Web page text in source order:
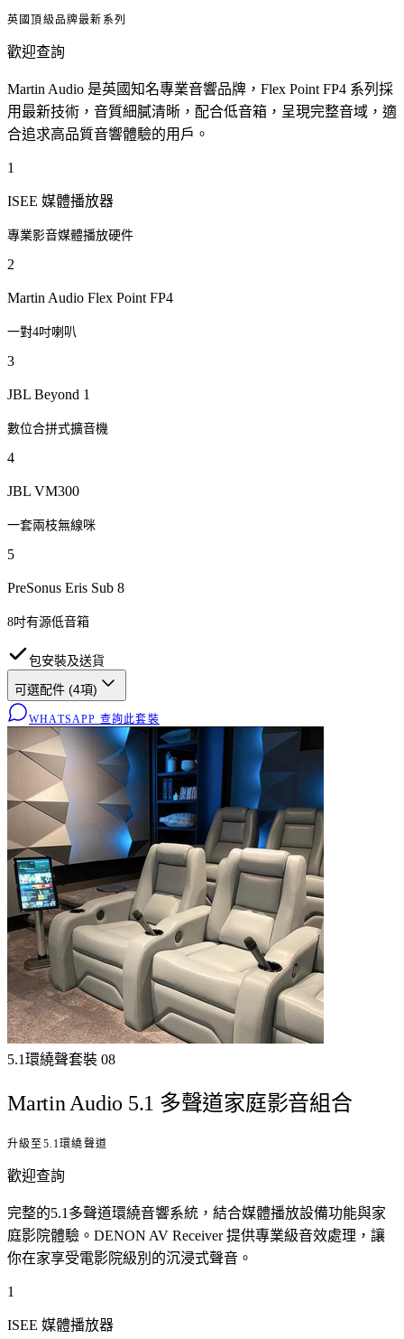
英國頂級品牌最新系列
歡迎查詢
Martin Audio 是英國知名專業音響品牌，Flex Point FP4 系列採
用最新技術，音質細膩清晰，配合低音箱，呈現完整音域，適
合追求高品質音響體驗的用戶。
1
ISEE 媒體播放器
專業影音媒體播放硬件
2
Martin Audio Flex Point FP4
一對4吋喇叭
3
JBL Beyond 1
數位合拼式擴音機
4
JBL VM300
一套兩枝無線咪
5
PreSonus Eris Sub 8
8吋有源低音箱
包安裝及送貨
可選配件 (4項)
WHATSAPP 查詢此套裝
5.1環繞聲套裝 08
Martin Audio 5.1 多聲道家庭影音組合
升級至5.1環繞聲道
歡迎查詢
完整的5.1多聲道環繞音響系統，結合媒體播放設備功能與家
庭影院體驗。DENON AV Receiver 提供專業級音效處理，讓
你在家享受電影院級別的沉浸式聲音。
1
ISEE 媒體播放器